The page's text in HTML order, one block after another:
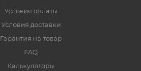
Условия оплаты
Условия доставки
Гарантия на товар
FAQ
Калькуляторы